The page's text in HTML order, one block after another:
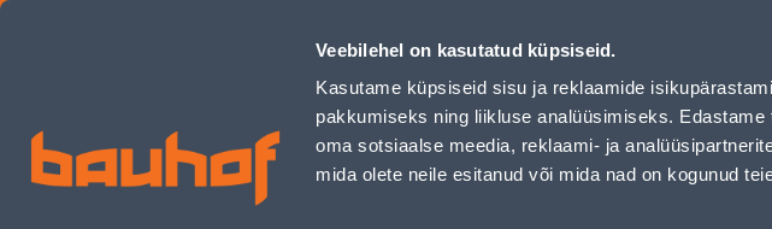
Veebilehel on kasutatud küpsiseid.
Kasutame küpsiseid sisu ja reklaamide
pakkumiseks ning liikluse analüüsimiseks.
oma sotsiaalse meedia, reklaami- ja
mida olete neile esitanud või mida nad on kogunud
DÜÜS VARIO AVA P70-P80 - Bauhof has loaded
Äriklienditeenindus Klienditeenindus Teenused